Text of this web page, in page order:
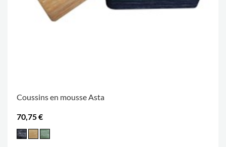
Coussins en mousse Asta
70,75 €